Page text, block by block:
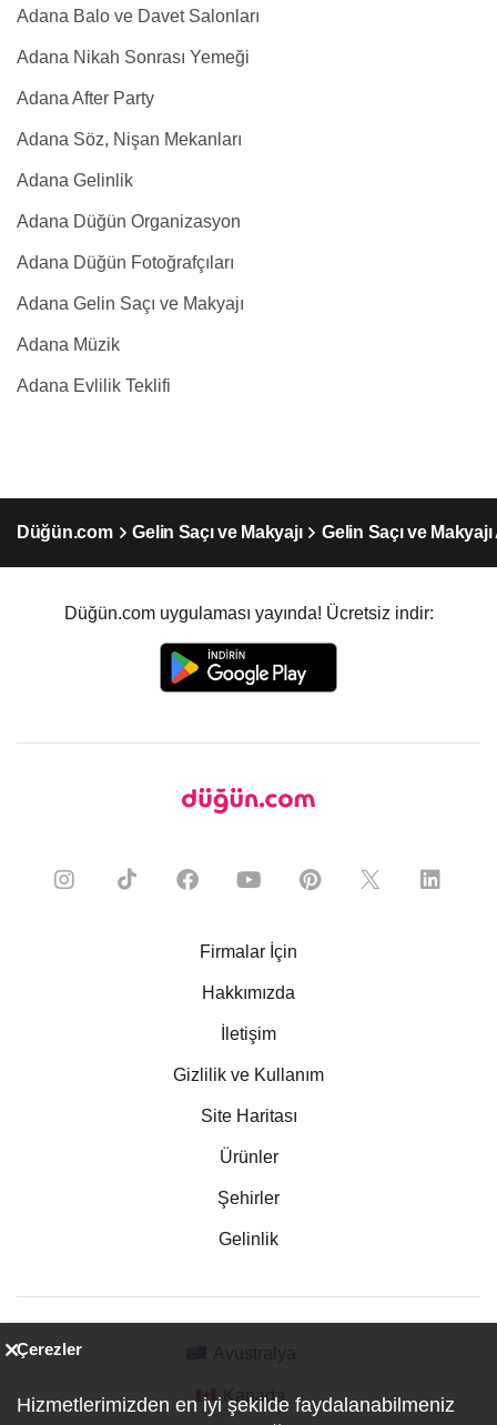
Adana Balo ve Davet Salonları
Adana Nikah Sonrası Yemeği
Adana After Party
Adana Söz, Nişan Mekanları
Adana Gelinlik
Adana Düğün Organizasyon
Adana Düğün Fotoğrafçıları
Adana Gelin Saçı ve Makyajı
Adana Müzik
Adana Evlilik Teklifi
Düğün.com Gelin Saçı ve Makyajı Gelin Saçı ve
Düğün.com uygulaması yayında! Ücretsiz indir:
Firmalar İçin
Hakkımızda
İletişim
Gizlilik ve Kullanım
Site Haritası
Ürünler
Şehirler
Gelinlik
Kanada
Çerezler
Hizmetlerimizden en iyi şekilde faydalanabilmeniz